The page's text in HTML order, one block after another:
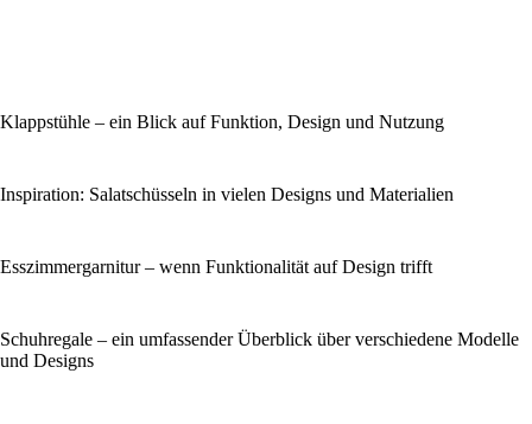
Klappstühle – ein Blick auf Funktion, Design und Nutzung
Inspiration: Salatschüsseln in vielen Designs und Materialien
Esszimmergarnitur – wenn Funktionalität auf Design trifft
Schuhregale – ein umfassender Überblick über verschiedene Modelle
und Designs